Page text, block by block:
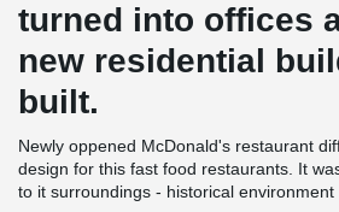
turned into offices
new residential
built.
Newly oppened McDonald's restaurant
design for this fast food restaurants. It
to it surroundings - historical environment